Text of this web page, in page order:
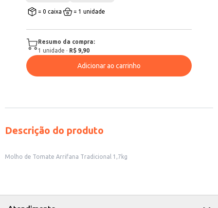
= 0 caixa = 1 unidade
Resumo da compra:
1 unidade · R$ 9,90
Adicionar ao carrinho
Descrição do produto
Molho de Tomate Arrifana Tradicional 1,7kg